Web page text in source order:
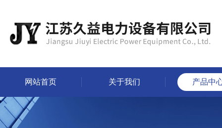
网站首页 关于我们 产品中